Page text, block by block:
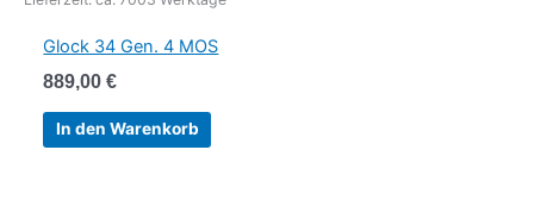
Glock 34 Gen. 4 MOS
889,00€
In den Warenkorb